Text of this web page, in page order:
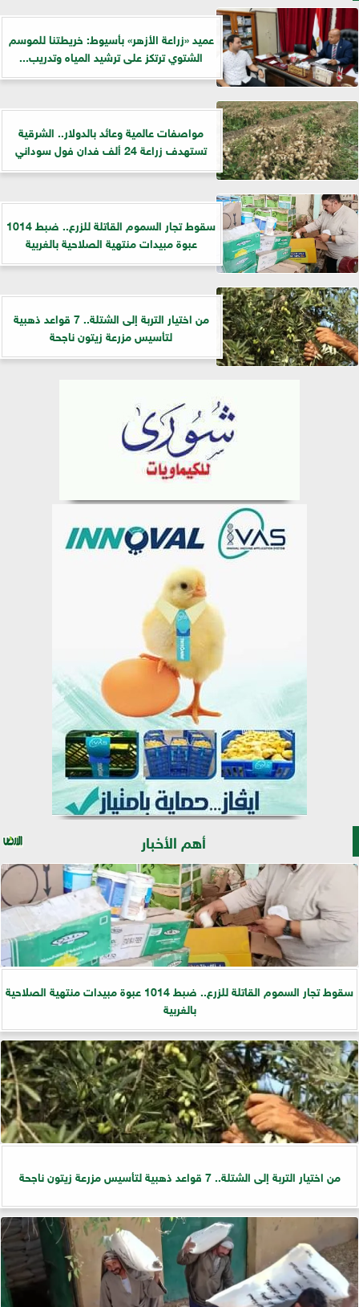
عميد «زراعة الأزهر» بأسيوط: خريطتنا للموسم
الشتوي ترتكز على ترشيد المياه وتدريب...
مواصفات عالمية وعائد بالدولار.. الشرقية
تستهدف زراعة 24 ألف فدان فول سوداني
سقوط تجار السموم القاتلة للزرع.. ضبط 1014
عبوة مبيدات منتهية الصلاحية بالغربية
من اختيار التربة إلى الشتلة.. 7 قواعد ذهبية
لتأسيس مزرعة زيتون ناجحة
أهم الأخبار
سقوط تجار السموم القاتلة للزرع.. ضبط 1014 عبوة مبيدات منتهية الصلاحية
بالغربية
من اختيار التربة إلى الشتلة.. 7 قواعد ذهبية لتأسيس مزرعة زيتون ناجحة